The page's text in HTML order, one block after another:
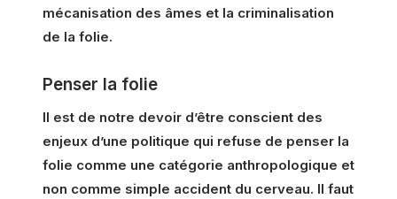
mécanisation des âmes et la criminalisation
de la folie.
Penser la folie
Il est de notre devoir d’être conscient des
enjeux d’une politique qui refuse de penser la
folie comme une catégorie anthropologique et
non comme simple accident du cerveau. Il faut